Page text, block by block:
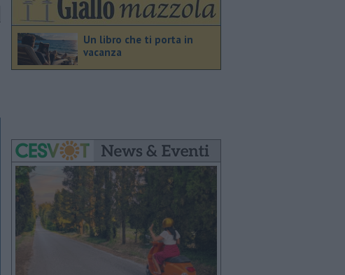
Un libro che ti porta in
vacanza